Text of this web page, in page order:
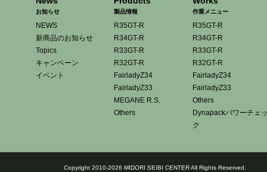
お知らせ
NEWS
新商品のお知らせ
Topics
キャンペーン
イベント
製品情報
R35GT-R
R34GT-R
R33GT-R
R32GT-R
FairladyZ34
FairladyZ33
MEGANE R.S.
Others
作業メニュー
R35GT-R
R34GT-R
R33GT-R
R32GT-R
FairladyZ34
FairladyZ33
Others
Dynapackパワーチェ
ク
Copyright 2010-2026 MIDORI SEIBI CENTER All Rights Reserved.